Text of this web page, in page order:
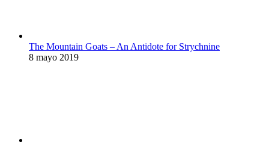
The Mountain Goats – An Antidote for Strychnine
8 mayo 2019